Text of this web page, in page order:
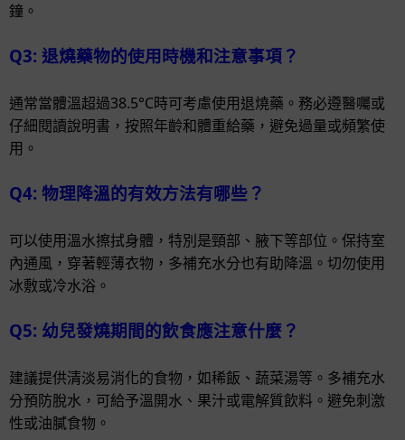
鐘。
Q3: 退燒藥物的使用時機和注意事項？
通常當體溫超過38.5°C時可考慮使用退燒藥。務必遵醫囑或
仔細閱讀說明書，按照年齡和體重給藥，避免過量或頻繁使
用。
Q4: 物理降溫的有效方法有哪些？
可以使用溫水擦拭身體，特別是頸部、腋下等部位。保持室
內通風，穿著輕薄衣物，多補充水分也有助降溫。切勿使用
冰敷或冷水浴。
Q5: 幼兒發燒期間的飲食應注意什麼？
建議提供清淡易消化的食物，如稀飯、蔬菜湯等。多補充水
分預防脫水，可給予溫開水、果汁或電解質飲料。避免刺激
性或油膩食物。